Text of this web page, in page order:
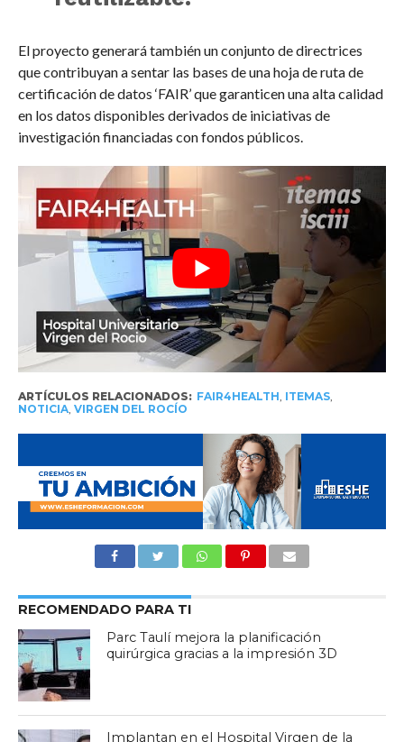
El proyecto generará también un conjunto de directrices
que contribuyan a sentar las bases de una hoja de ruta de
certificación de datos ‘FAIR’ que garanticen una alta calidad
en los datos disponibles derivados de iniciativas de
investigación financiadas con fondos públicos.
ARTÍCULOS RELACIONADOS: FAIR4HEALTH, ITEMAS,
NOTICIA, VIRGEN DEL ROCÍO
RECOMENDADO PARA TI
Parc Taulí mejora la planificación
quirúrgica gracias a la impresión 3D
Implantan en el Hospital Virgen de la